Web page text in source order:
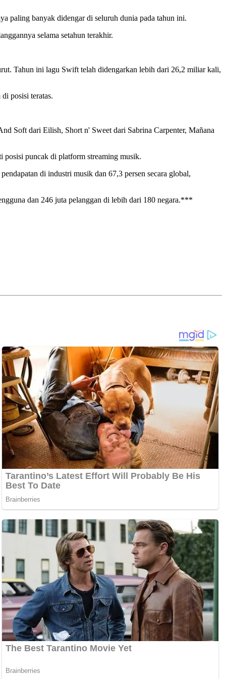
paling banyak didengar di seluruh dunia pada tahun ini.
selama setahun terakhir.
Tahun ini lagu Swift telah didengarkan lebih dari 26,2 miliar kali,
posisi teratas.
Soft dari Eilish, Short n' Sweet dari Sabrina Carpenter, Mañana
posisi puncak di platform streaming musik.
di industri musik dan 67,3 persen secara global,
dan 246 juta pelanggan di lebih dari 180 negara.***